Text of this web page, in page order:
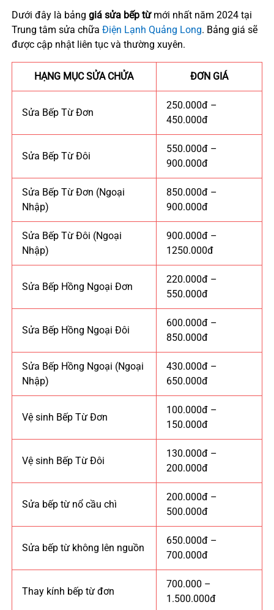
Dưới đây là bảng giá sửa bếp từmới nhất năm 2024 tại
Trung tâm sửa chữa Điện Lạnh Quảng Long. Bảng giá sẽ
được cập nhật liên tục và thường xuyên.
HẠNG MỤC SỬA CHỬA ĐƠN GIÁ
Sửa Bếp Từ Đơn
250.000đ –
450.000đ
Sửa Bếp Từ Đôi
550.000đ –
900.000đ
Sửa Bếp Từ Đơn (Ngoại
Nhập)
850.000đ –
900.000đ
Sửa Bếp Từ Đôi (Ngoại
Nhập)
900.000đ –
1250.000đ
Sửa Bếp Hồng Ngoại Đơn
220.000đ –
550.000đ
Sửa Bếp Hồng Ngoại Đôi
600.000đ –
850.000đ
Sửa Bếp Hồng Ngoại (Ngoại
Nhập)
430.000đ –
650.000đ
Vệ sinh Bếp Từ Đơn
100.000đ –
150.000đ
Vệ sinh Bếp Từ Đôi
130.000đ –
200.000đ
Sửa bếp từ nổ cầu chì
200.000đ –
500.000đ
Sửa bếp từ không lên nguồn
650.000đ –
700.000đ
Thay kính bếp từ đơn
700.000 –
1.500.000đ